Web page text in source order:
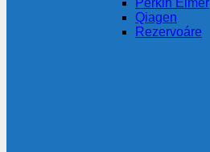
Perkin Elmer
Qiagen
Rezervoáre